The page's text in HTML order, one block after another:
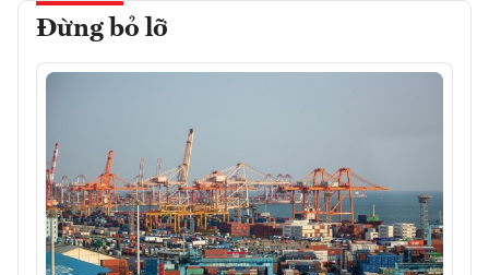
Đừng bỏ lỡ